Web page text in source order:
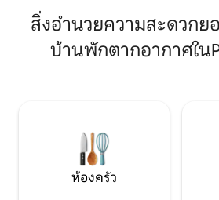
หรือผ่อนคลายบนระเบียงริมแม่น้ำ
เพลิดเพลินไปกับเสน่ห์ที่ได้รับการอนุรั
ของการตกแต่งภายในในขณะที่เพลิดเ
กับความสะดวกสบายร่วมสมัยทั้งหมด
สิ่งอำนวยความสะดวก
บ้านพักตากอากาศใน
ห้องครัว